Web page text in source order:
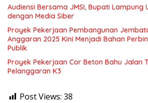
Audiensi Bersama JMSI, Bupati Lampung
dengan Media Siber
Proyek Pekerjaan Pembangunan
Anggaran 2025 Kini Menjadi Bahan
Publik
Proyek Pekerjaan Cor Beton Bahu Jalan
Pelanggaran K3
Post Views: 38